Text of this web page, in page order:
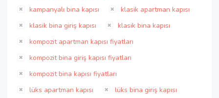
kampanyalı bina kapısı
klasik apartman kapısı
klasik bina giriş kapısı
klasik bina kapısı
kompozit apartman kapısı fiyatları
kompozit bina giriş kapısı fiyatları
kompozit bina kapısı fiyatları
lüks apartman kapısı
lüks bina giriş kapısı